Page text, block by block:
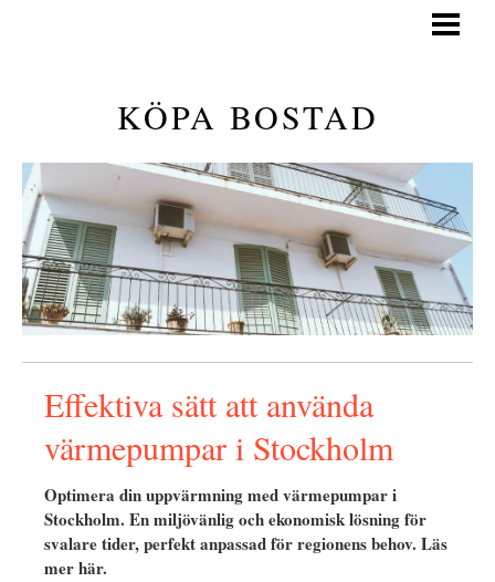
GENERELLA TIPS
KÖPA BOSTAD GUIDE
BLOGG
KÖPA BOSTAD
Effektiva sätt att använda
värmepumpar i Stockholm
Optimera din uppvärmning med värmepumpar i
Stockholm. En miljövänlig och ekonomisk lösning för
svalare tider, perfekt anpassad för regionens behov. Läs
mer här.